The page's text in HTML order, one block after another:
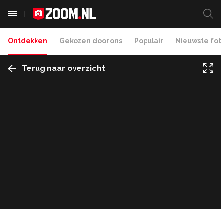
Ontdekken Gekozen door ons Populair Nieuwste
Terug naar overzicht